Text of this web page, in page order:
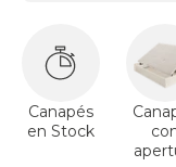
Canapés
en Stock